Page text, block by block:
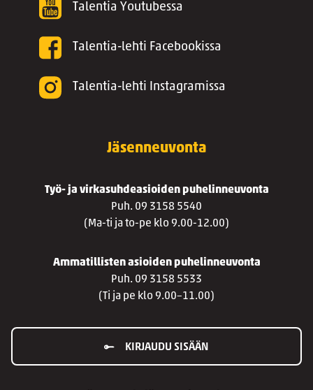
Talentia Youtubessa
Talentia-lehti Facebookissa
Talentia-lehti Instagramissa
Jäsenneuvonta
Työ- ja virkasuhdeasioiden puhelinneuvonta
Puh. 09 3158 5540
(Ma-ti ja to-pe klo 9.00-12.00)
Ammatillisten asioiden puhelinneuvonta
Puh. 09 3158 5533
(Ti ja pe klo 9.00–11.00)
KIRJAUDU SISÄÄN